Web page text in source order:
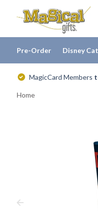
Pre-Order Disney
MagicCard Members
Home